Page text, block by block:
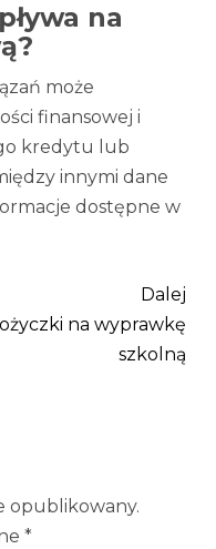
na
może
finansowej i
kredytu lub
innymi dane
dostępne w
Dalej
na wyprawkę
szkolną
opublikowany.
*